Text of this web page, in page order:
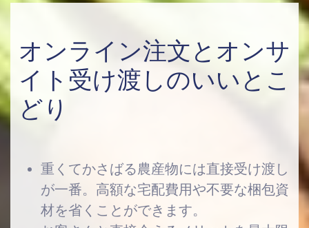
オンライン注文とオンサ
イト受け渡しのいいとこ
どり
重くてかさばる農産物には直接受け渡し
が一番。高額な宅配費用や不要な梱包資
材を省くことができます。